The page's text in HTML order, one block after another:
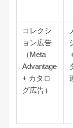
コレクシ
ョン広告
（Meta
Advantage
+ カタロ
グ広告）